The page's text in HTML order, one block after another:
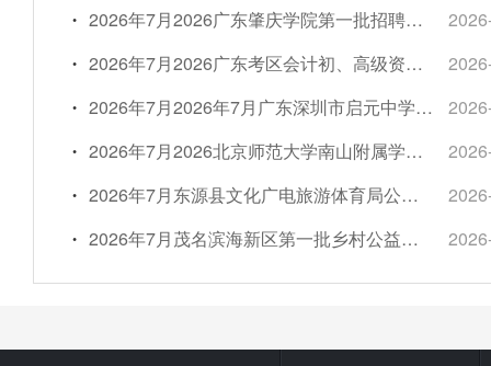
2026年7月2026广东肇庆学院第一批招聘高层次和紧缺人才2人简章
2026年7月2026广东考区会计初、高级资格考试成绩复核公告
2026年7月2026年7月广东深圳市启元中学选聘教师9人简章
2026年7月2026北京师范大学南山附属学校小学部招聘心理教师1人简章
2026年7月东源县文化广电旅游体育局公开招聘公共文化场馆馆员公告
2026年7月茂名滨海新区第一批乡村公益性岗位招聘公告